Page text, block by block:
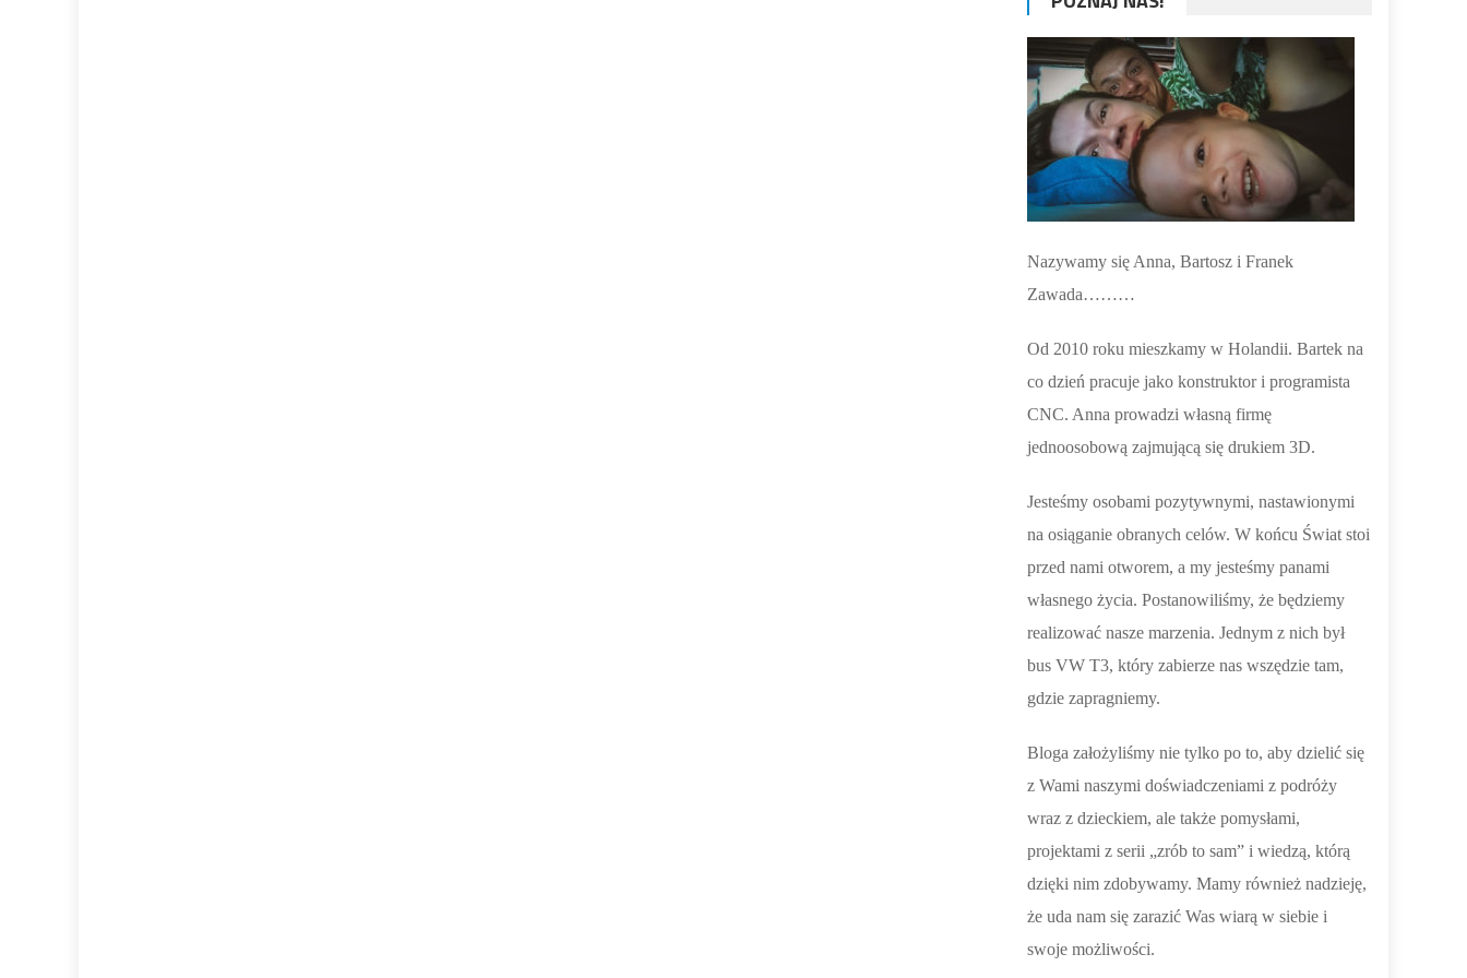
Nazywamy się Anna, Bartosz i Franek
Zawada………
Od 2010 roku mieszkamy w Holandii. Bartek na
co dzień pracuje jako konstruktor i programista
CNC. Anna prowadzi własną firmę
jednoosobową zajmującą się drukiem 3D.
Jesteśmy osobami pozytywnymi, nastawionymi
na osiąganie obranych celów. W końcu Świat stoi
przed nami otworem, a my jesteśmy panami
własnego życia. Postanowiliśmy, że będziemy
realizować nasze marzenia. Jednym z nich był
bus VW T3, który zabierze nas wszędzie tam,
gdzie zapragniemy.
Bloga założyliśmy nie tylko po to, aby dzielić się
z Wami naszymi doświadczeniami z podróży
wraz z dzieckiem, ale także pomysłami,
projektami z serii „zrób to sam” i wiedzą, którą
dzięki nim zdobywamy. Mamy również nadzieję,
że uda nam się zarazić Was wiarą w siebie i
swoje możliwości.